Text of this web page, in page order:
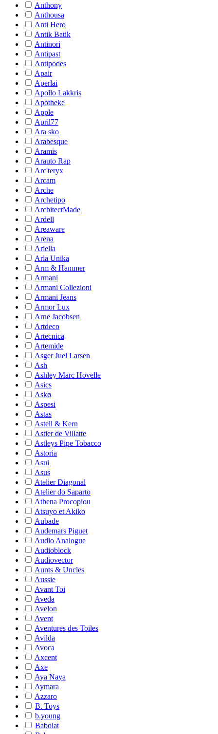
Anthony
Anthousa
Anti Hero
Antik Batik
Antinori
Antipast
Antipodes
Apair
Aperlai
Apollo Lakkris
Apotheke
Apple
April77
Ara sko
Arabesque
Aramis
Arauto Rap
Arc'teryx
Arcam
Arche
Archetipo
ArchitectMade
Ardell
Areaware
Arena
Ariella
Arla Unika
Arm & Hammer
Armani
Armani Collezioni
Armani Jeans
Armor Lux
Arne Jacobsen
Artdeco
Artecnica
Artemide
Asger Juel Larsen
Ash
Ashley Marc Hovelle
Asics
Askø
Aspesi
Astas
Astell & Kern
Astier de Villatte
Astleys Pipe Tobacco
Astoria
Asui
Asus
Atelier Diagonal
Atelier do Saparto
Athena Procopiou
Atsuyo et Akiko
Aubade
Audemars Piguet
Audio Analogue
Audioblock
Audiovector
Aunts & Uncles
Aussie
Avant Toi
Aveda
Avelon
Avent
Aventures des Toiles
Avilda
Avoca
Axcent
Axe
Aya Naya
Aymara
Azzaro
B. Toys
b.young
Babolat